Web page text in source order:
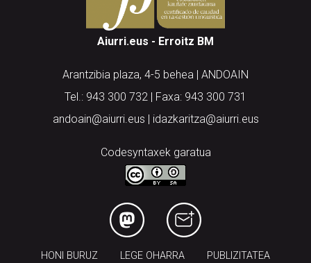
Aiurri.eus - Erroitz BM
Arantzibia plaza, 4-5 behea | ANDOAIN
Tel.: 943 300 732 | Faxa: 943 300 731
andoain@aiurri.eus | idazkaritza@aiurri.eus
Codesyntaxek garatua
HONI BURUZ LEGE OHARRA PUBLIZITATEA